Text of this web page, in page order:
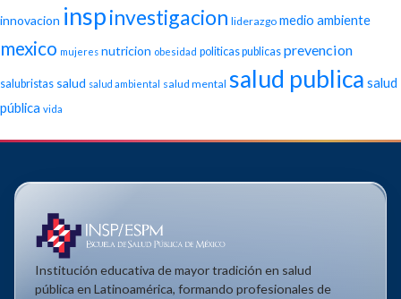
innovacion inspinvestigacion liderazgo medio ambiente
mexico mujeres nutricion obesidad politicas publicas prevencion
salubristas salud salud ambiental salud mental salud publica salud
pública vida
Institución educativa de mayor tradición en salud
pública en Latinoamérica, formando profesionales de